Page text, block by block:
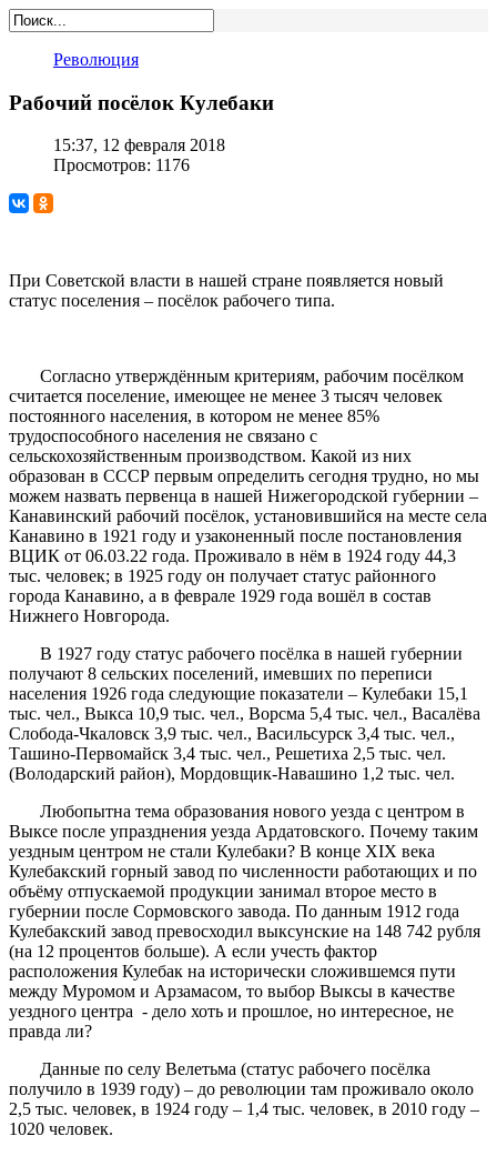
Революция
Рабочий посёлок Кулебаки
15:37, 12 февраля 2018
Просмотров: 1176
При Советской власти в нашей стране появляется новый
статус поселения – посёлок рабочего типа.
Согласно утверждённым критериям, рабочим посёлком
считается поселение, имеющее не менее 3 тысяч человек
постоянного населения, в котором не менее 85%
трудоспособного населения не связано с
сельскохозяйственным производством. Какой из них
образован в СССР первым определить сегодня трудно, но мы
можем назвать первенца в нашей Нижегородской губернии –
Канавинский рабочий посёлок, установившийся на месте села
Канавино в 1921 году и узаконенный после постановления
ВЦИК от 06.03.22 года. Проживало в нём в 1924 году 44,3
тыс. человек; в 1925 году он получает статус районного
города Канавино, а в феврале 1929 года вошёл в состав
Нижнего Новгорода.
В 1927 году статус рабочего посёлка в нашей губернии
получают 8 сельских поселений, имевших по переписи
населения 1926 года следующие показатели – Кулебаки 15,1
тыс. чел., Выкса 10,9 тыс. чел., Ворсма 5,4 тыс. чел., Васалёва
Слобода-Чкаловск 3,9 тыс. чел., Васильсурск 3,4 тыс. чел.,
Ташино-Первомайск 3,4 тыс. чел., Решетиха 2,5 тыс. чел.
(Володарский район), Мордовщик-Навашино 1,2 тыс. чел.
Любопытна тема образования нового уезда с центром в
Выксе после упразднения уезда Ардатовского. Почему таким
уездным центром не стали Кулебаки? В конце XIX века
Кулебакский горный завод по численности работающих и по
объёму отпускаемой продукции занимал второе место в
губернии после Сормовского завода. По данным 1912 года
Кулебакский завод превосходил выксунские на 148 742 рубля
(на 12 процентов больше). А если учесть фактор
расположения Кулебак на исторически сложившемся пути
между Муромом и Арзамасом, то выбор Выксы в качестве
уездного центра - дело хоть и прошлое, но интересное, не
правда ли?
Данные по селу Велетьма (статус рабочего посёлка
получило в 1939 году) – до революции там проживало около
2,5 тыс. человек, в 1924 году – 1,4 тыс. человек, в 2010 году –
1020 человек.